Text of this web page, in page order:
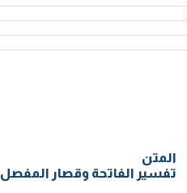
المتن
تفسير الفاتحة وقصار المفصل